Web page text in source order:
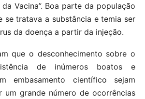
Vacina”. Boa parte da população
se tratava a substância e temia ser
da doença a partir da injeção.
que o desconhecimento sobre o
de inúmeros boatos e
embasamento científico sejam
um grande número de ocorrências